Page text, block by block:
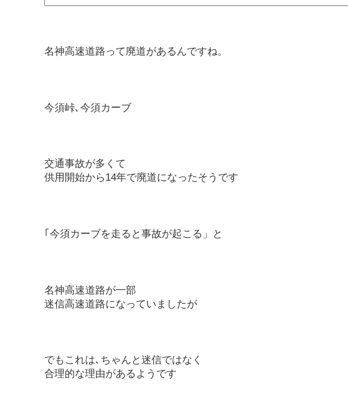
名神高速道路って廃道があるんですね。
今須峠､今須カーブ
交通事故が多くて
供用開始から14年で廃道になったそうです
｢今須カーブを走ると事故が起こる」と
名神高速道路が一部
迷信高速道路になっていましたが
でもこれは､ちゃんと迷信ではなく
合理的な理由があるようです